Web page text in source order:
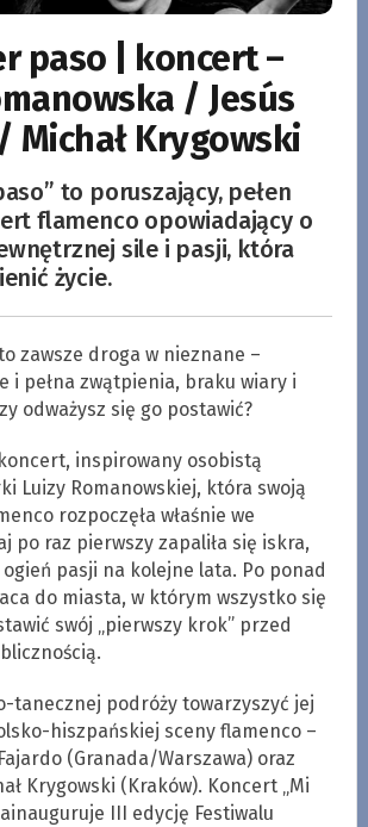
paso | koncert –
/ Jesús
Michał Krygowski
to poruszający, pełen
flamenco opowiadający o
sile i pasji, która
życie.
zawsze droga w nieznane –
i pełna zwątpienia, braku wiary i
odważysz się go postawić?
inspirowany osobistą
Luizy Romanowskiej, która swoją
rozpoczęła właśnie we
po raz pierwszy zapaliła się iskra,
pasji na kolejne lata. Po ponad
do miasta, w którym wszystko się
swój „pierwszy krok” przed
tanecznej podróży towarzyszyć jej
hiszpańskiej sceny flamenco –
(Granada/Warszawa) oraz
Krygowski (Kraków). Koncert „Mi
III edycję Festiwalu